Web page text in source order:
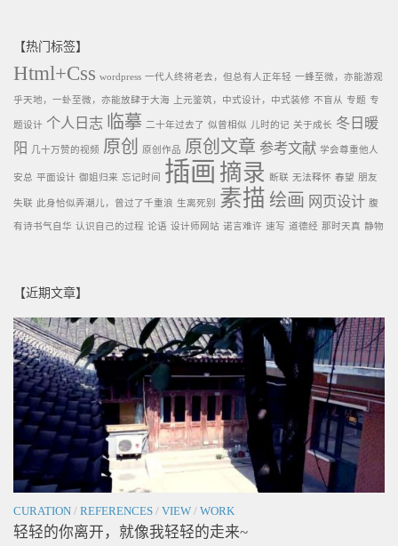
【热门标签】
Html+Css wordpress 一代人终将老去，但总有人正年轻 一蜂至微，亦能游观
乎天地，一虲至微，亦能放肆于大海 上元鉴筑，中式设计，中式装修 不盲从 专题 专
题设计 个人日志 临摹 二十年过去了 似曾相似 儿时的记 关于成长 冬日暖
阳
几十万赞的视频 原创 原创作品 原创文章 参考文献 学会尊重他人
安总 平面设计 御姐归来 忘记时间 插画 摘录 断联 无法释怀 春望 朋友
失联 此身恰似弄潮儿，曾过了千重浪 生离死别 素描 绘画 网页设计 腹
有诗书气自华 认识自己的过程 论语 设计师网站 诺言难许 速写 道德经 那时天真 静物
【近期文章】
CURATION / REFERENCES / VIEW / WORK
轻轻的你离开，就像我轻轻的走来~